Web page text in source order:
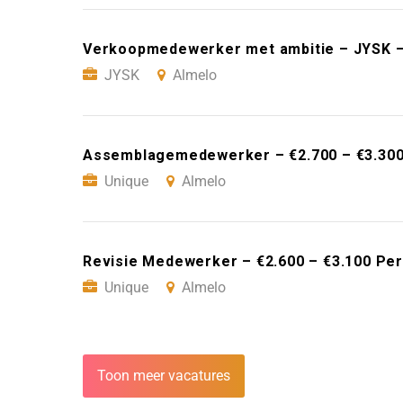
Verkoopmedewerker met ambitie – JYSK
JYSK
Almelo
Assemblagemedewerker – €2.700 –
Unique
Almelo
Revisie Medewerker – €2.600 – €3.100
Unique
Almelo
Toon meer vacatures